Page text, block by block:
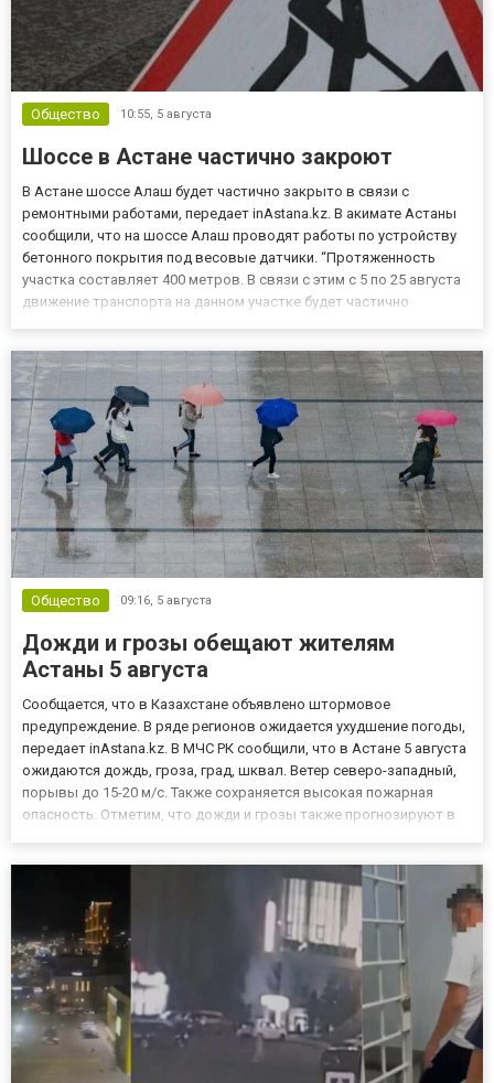
Общество 10:55, 5 августа
Шоссе в Астане частично закроют
В Астане шоссе Алаш будет частично закрыто в связи с
ремонтными работами, передает inAstana.kz. В акимате Астаны
сообщили, что на шоссе Алаш проводят работы по устройству
бетонного покрытия под весовые датчики. “Протяженность
участка составляет 400 метров. В связи с этим с 5 по 25 августа
движение транспорта на данном участке будет частично
в соо...
Общество 09:16, 5 августа
Дожди и грозы обещают жителям
Астаны 5 августа
Сообщается, что в Казахстане объявлено штормовое
предупреждение. В ряде регионов ожидается ухудшение погоды,
передает inAstana.kz. В МЧС РК сообщили, что в Астане 5 августа
ожидаются дождь, гроза, град, шквал. Ветер северо-западный,
порывы до 15-20 м/с. Также сохраняется высокая пожарная
опасность. Отметим, что дожди и грозы также прогнозируют в